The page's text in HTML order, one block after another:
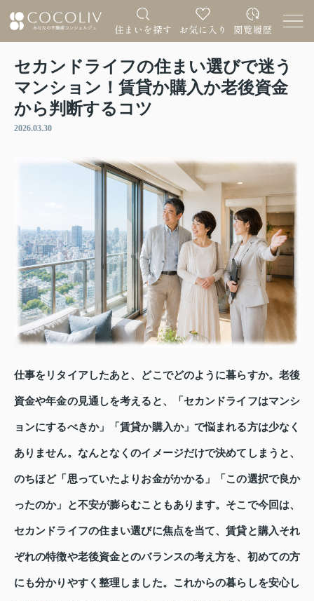
セカンドライフの住まい選びで迷う
マンション！賃貸か購入か老後資金
から判断するコツ
2026.03.30
仕事をリタイアしたあと、どこでどのように暮らすか。老後
資金や年金の見通しを考えると、「セカンドライフはマンシ
ョンにするべきか」「賃貸か購入か」で悩まれる方は少なく
ありません。なんとなくのイメージだけで決めてしまうと、
のちほど「思っていたよりお金がかかる」「この選択で良か
ったのか」と不安が膨らむこともあります。そこで今回は、
セカンドライフの住まい選びに焦点を当て、賃貸と購入それ
ぞれの特徴や老後資金とのバランスの考え方を、初めての方
にも分かりやすく整理しました。これからの暮らしを安心し